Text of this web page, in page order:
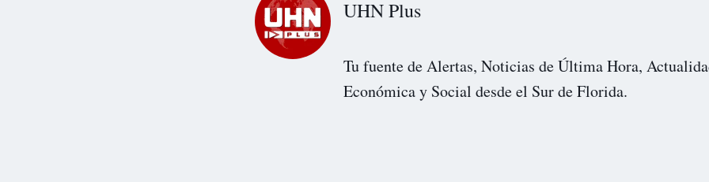
UHN Plus
Tu fuente de Alertas, Noticias de Última Hora,
Económica y Social desde el Sur de Florida.